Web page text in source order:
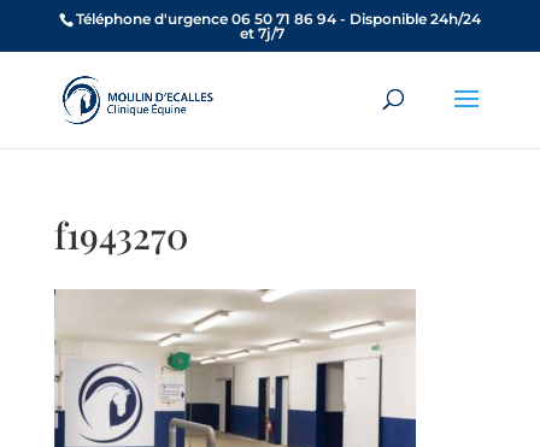
Téléphone d'urgence 06 50 71 86 94 - Disponible 24h/24
et 7j/7
f1943270